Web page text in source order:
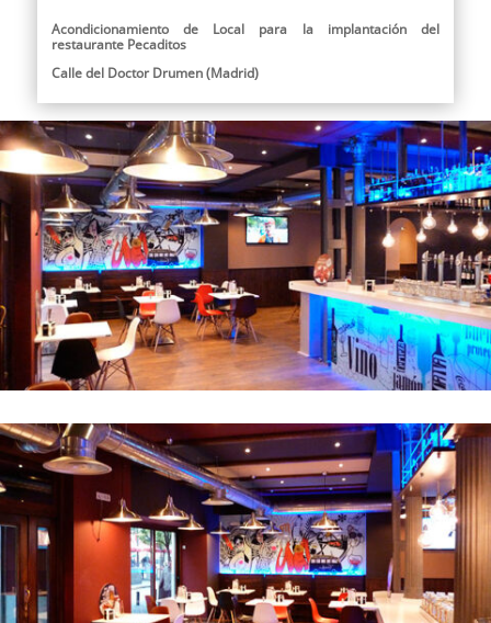
Acondicionamiento de Local para la implantación del
restaurante Pecaditos
Calle del Doctor Drumen (Madrid)